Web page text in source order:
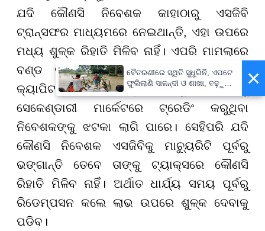
ଯଦି କୌଣସି ନିବେଶକ କାହାଠାରୁ ଏସଜିବି
ଟ୍ରାନ୍ସଫର ମାଧ୍ୟମରେ ନେଇଥାନ୍ତି, ଏହା ଉପରେ
ମଧ୍ୟ ଶୁଳ୍କ ରିହାତି ମିଳିବ ନାହିଁ। ଏପରି ମାମଲାରେ
ବଣ୍ଡ ବିକ୍ରିରୁ ମିଳିବାକୁ ଥିବା ଲାଭ ଉପରେ
କ୍ୟାପିଟାଲ ଗେନ ଟ୍ୟାକ୍ସ ଦେବାକୁ ପଡିବ। ଏଣୁ
ସେକେଣ୍ଡାରୀ ମାର୍କେଟରେ ଟ୍ରେଡିଂ କରୁଥିବା
ନିବେଶକଙ୍କୁ ଝଟକା ଲାଗି ପାରେ। ସେହିପରି ଯଦି
କୌଣସି ନିବେଶକ ଏସଜିବିକୁ ମାଚ୍ୟୁରିଟି ପୂର୍ବରୁ
ଭଙ୍ଗାନ୍ତି ତେବେ ତାଙ୍କୁ ଟ୍ୟାକ୍ସରେ କୌଣସି
ରିହାତି ମିଳିବ ନାହିଁ। ଅର୍ଥାତ ଧାର୍ଯ୍ୟ ସମୟ ପୂର୍ବରୁ
ରିଡେମ୍ପସନ କଲେ ଲାଭ ଉପରେ ଶୁଳ୍କ ଦେବାକୁ
ପଡିବ।
×
ବୈତରଣୀରେ ସ୍ଥିତି ସୁଧୁରିନି, ଏପଟେ
ଫୁଲିଲାଣି ସାଳନ୍ଦୀ ଓ ଶାଖା, ବଢ଼ୁଛି
ବନ୍ୟା ଭୟ